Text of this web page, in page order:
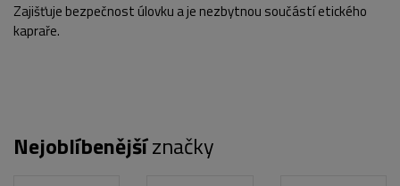
Zajišťuje bezpečnost úlovku a je nezbytnou součástí etického
kapraře.
Nejoblíbenějšíznačky